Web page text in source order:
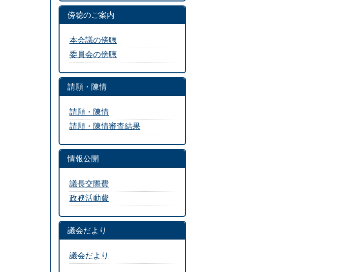
傍聴のご案内
本会議の傍聴
委員会の傍聴
請願・陳情
請願・陳情
請願・陳情審査結果
情報公開
議長交際費
政務活動費
議会だより
議会だより